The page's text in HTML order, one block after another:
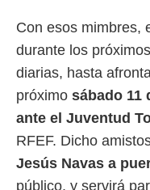
Con esos mimbres,
durante los
diarias, hasta
próximo sábado 11
ante el Juventud
RFEF. Dicho
Jesús Navas a
público, y servirá